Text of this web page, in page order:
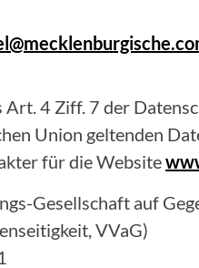
4 Ziff. 7 der
Union geltenden
für die Website
Gesellschaft auf
VVaG)